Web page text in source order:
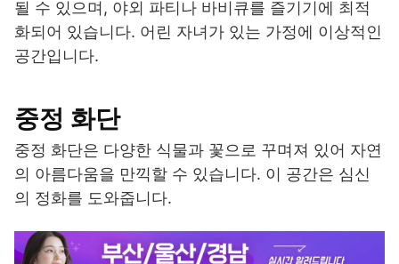
될 수 있으며, 야외 파티나 바비큐를 즐기기에 최적
화되어 있습니다. 어린 자녀가 있는 가정에 이상적인
공간입니다.
중정 화단
중정 화단은 다양한 식물과 꽃으로 꾸며져 있어 자연
의 아름다움을 만끽할 수 있습니다. 이 공간은 심신
의 정화를 도와줍니다.